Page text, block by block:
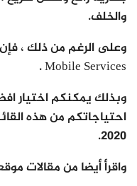
والخلف.
Mobile Services .
وبذلك يمكنكم اختيار
احتياجاتكم من هذه
2020.
واقرأ أيضا من مقالات